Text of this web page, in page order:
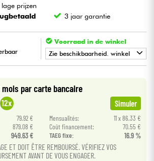
lage prijzen
3 jaar garantie
Voorraad in de winkel
Zie beschikbaarheid. winkel
•
Star'SMusic
• SMusic
par carte bancaire
12x Simuler
79.92 € Mensualités:
11 x 86.33 €
879.08 € Coût financement:
70.55 €
949.63 € TAEG fixe: 16.9 %
ET DOIT ÊTRE REMBOURSÉ. VÉRIFIEZ VOS
AVANT DE VOUS ENGAGER.